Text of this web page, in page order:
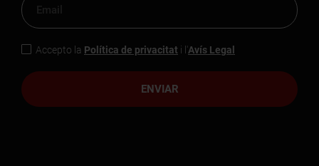
ENVIAR
Accepto la Política de privacitat i l'Avís Legal